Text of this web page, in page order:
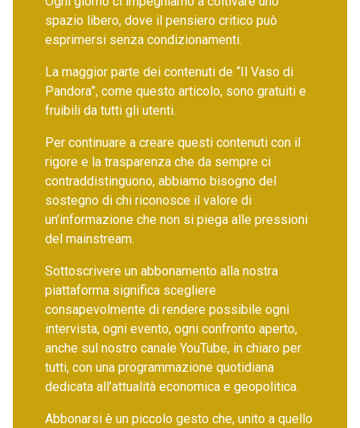
spazio libero, dove il pensiero critico può
esprimersi senza condizionamenti.
La maggior parte dei contenuti de “Il Vaso di
Pandora”, come questo articolo, sono gratuiti e
fruibili da tutti gli utenti.
Per continuare a creare questi contenuti con il
rigore e la trasparenza che da sempre ci
contraddistinguono, abbiamo bisogno del
sostegno di chi riconosce il valore di
un’informazione che non si piega alle pressioni
del mainstream.
Sottoscrivere un abbonamento alla nostra
piattaforma significa scegliere
consapevolmente di rendere possibile ogni
intervista, ogni evento, ogni confronto aperto,
anche sul nostro canale YouTube, in chiaro per
tutti, con una programmazione quotidiana
dedicata all’attualità economica e geopolitica.
Abbonarsi è un piccolo gesto che, unito a quello